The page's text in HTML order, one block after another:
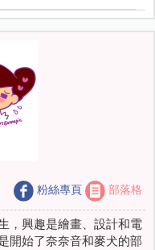
粉絲專頁 部落格
，興趣是繪畫、設計和電
開始了奈奈音和麥犬的部